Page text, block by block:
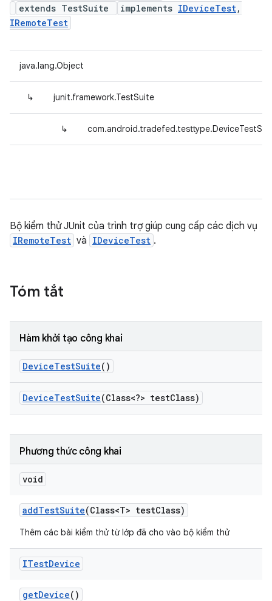
extends TestSuite
implements IDeviceTest,
IRemoteTest
java.lang.Object
↳ junit.framework.TestSuite
↳
Bộ kiểm thử JUnit của trình trợ giúp cung cấp các dịch vụ
IRemoteTest và IDeviceTest .
Tóm tắt
Hàm khởi tạo công khai
DeviceTestSuite()
DeviceTestSuite(Class<?> testClass)
Phương thức công khai
void
addTestSuite(Class<T> testClass)
Thêm các bài kiểm thử từ lớp đã cho vào bộ kiểm thử
ITestDevice
getDevice()